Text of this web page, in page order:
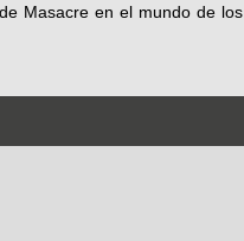
Masacre en el mundo de los